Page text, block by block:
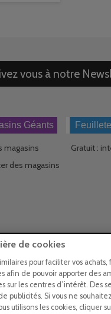
vous à notre
Géants
magasins
des magasins
Gratuit :
de cookies
pour faciliter vos
afin de pouvoir apporter des
sur les centres d’intérêt. Des
publicités. Si vous ne
utilisons les cookies, cliquer